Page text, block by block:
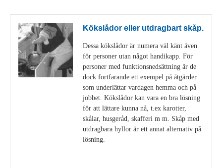
Kökslådor eller utdragbart skåp.
Dessa kökslådor är numera väl känt även
för personer utan något handikapp. För
personer med funktionsnedsättning är de
dock fortfarande ett exempel på åtgärder
som underlättar vardagen hemma och på
jobbet. Kökslådor kan vara en bra lösning
för att lättare kunna nå, t.ex karotter,
skålar, husgeråd, skafferi m m. Skåp med
utdragbara hyllor är ett annat alternativ på
lösning.